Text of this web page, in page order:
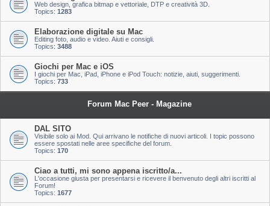
Web design, grafica bitmap e vettoriale, DTP e creatività 3D.
Topics: 1283
Elaborazione digitale su Mac
Editing foto, audio e video. Aiuti e consigli.
Topics: 3488
Giochi per Mac e iOS
I giochi per Mac, iPad, iPhone e iPod Touch: notizie, aiuti, suggerimenti.
Topics: 733
Forum Mac Peer - Magazine
DAL SITO
Visibile solo ai Mod. Qui arrivano le notifiche di nuovi articoli. I topic possono
essere spostati nelle aree specifiche del forum.
Topics: 170
Ciao a tutti, mi sono appena iscritto/a...
L'occasione giusta per presentarsi e ricevere il benvenuto degli altri iscritti al
Forum!
Topics: 1677